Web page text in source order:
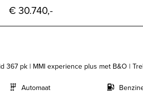
€ 30.740,-
367 pk | MMI experience plus met B&O |
Automaat